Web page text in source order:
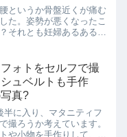
というか骨盤近くが痛む
た。姿勢が悪くなったこ
それとも妊婦あるあるの
ォトをセルフで撮
ュベルトも手作
真?
半に入り、マタニティフ
撮ろうか考えています。
や小物を手作りして、自